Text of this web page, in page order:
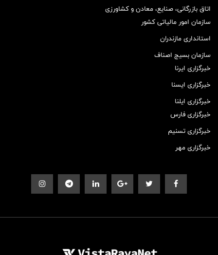
اتاق بازرگانی، صنایع، معادن و کشاورزی
سازمان امور مالیاتی کشور
استانداری مازندران
سازمان بسیج اصناف
خبرگزاری ایرنا
خبرگزاری ایسنا
خبرگزاری ایلنا
خبرگزاری فارس
خبرگزاری تسنیم
خبرگزاری مهر